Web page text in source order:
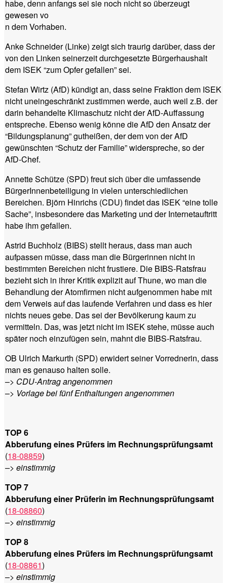
habe, denn anfangs sei sie noch nicht so überzeugt
gewesen vo
n dem Vorhaben.
Anke Schneider (Linke) zeigt sich traurig darüber, dass der
von den Linken seinerzeit durchgesetzte Bürgerhaushalt
dem ISEK “zum Opfer gefallen” sei.
Stefan Wirtz (AfD) kündigt an, dass seine Fraktion dem ISEK
nicht uneingeschränkt zustimmen werde, auch weil z.B. der
darin behandelte Klimaschutz nicht der AfD-Auffassung
entspreche. Ebenso wenig könne die AfD den Ansatz der
“Bildungsplanung” gutheißen, der dem von der AfD
gewünschten “Schutz der Familie” widerspreche, so der
AfD-Chef.
Annette Schütze (SPD) freut sich über die umfassende
BürgerInnenbeteiligung in vielen unterschiedlichen
Bereichen. Björn Hinrichs (CDU) findet das ISEK “eine tolle
Sache”, insbesondere das Marketing und der Internetauftritt
habe ihm gefallen.
Astrid Buchholz (BIBS) stellt heraus, dass man auch
aufpassen müsse, dass man die Bürgerinnen nicht in
bestimmten Bereichen nicht frustiere. Die BIBS-Ratsfrau
bezieht sich in ihrer Kritik explizit auf Thune, wo man die
Behandlung der Atomfirmen nicht aufgenommen habe mit
dem Verweis auf das laufende Verfahren und dass es hier
nichts neues gebe. Das sei der Bevölkerung kaum zu
vermitteln. Das, was jetzt nicht im ISEK stehe, müsse auch
später noch einzufügen sein, mahnt die BIBS-Ratsfrau.
OB Ulrich Markurth (SPD) erwidert seiner Vorrednerin, dass
man es genauso halten solle.
–> CDU-Antrag angenommen
–> Vorlage bei fünf Enthaltungen angenommen
TOP 6
Abberufung eines Prüfers im Rechnungsprüfungsamt
(18-08859)
–> einstimmig
TOP 7
Abberufung einer Prüferin im Rechnungsprüfungsamt
(18-08860)
–>einstimmig
TOP 8
Abberufung eines Prüfers im Rechnungsprüfungsamt
(18-08861)
–>einstimmig